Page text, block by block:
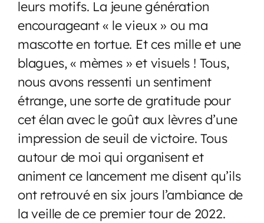
leurs motifs. La jeune génération
encourageant « le vieux » ou ma
mascotte en tortue. Et ces mille et une
blagues, « mèmes » et visuels ! Tous,
nous avons ressenti un sentiment
étrange, une sorte de gratitude pour
cet élan avec le goût aux lèvres d’une
impression de seuil de victoire. Tous
autour de moi qui organisent et
animent ce lancement me disent qu’ils
ont retrouvé en six jours l’ambiance de
la veille de ce premier tour de 2022.